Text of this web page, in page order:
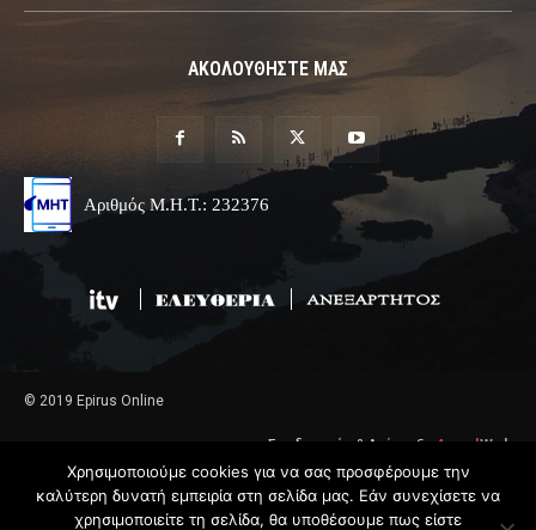
ΑΚΟΛΟΥΘΗΣΤΕ ΜΑΣ
Αριθμός Μ.Η.Τ.: 232376
© 2019 Epirus Online
Σχεδιασμός & Ανάπτυξη AngelWeb
Χρησιμοποιούμε cookies για να σας προσφέρουμε την
καλύτερη δυνατή εμπειρία στη σελίδα μας. Εάν συνεχίσετε να
χρησιμοποιείτε τη σελίδα, θα υποθέσουμε πως είστε